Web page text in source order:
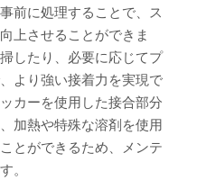
前に処理することで、ス
上させることができま
したり、必要に応じてプ
より強い接着力を実現で
カーを使用した接合部分
加熱や特殊な溶剤を使用
とができるため、メンテ
。